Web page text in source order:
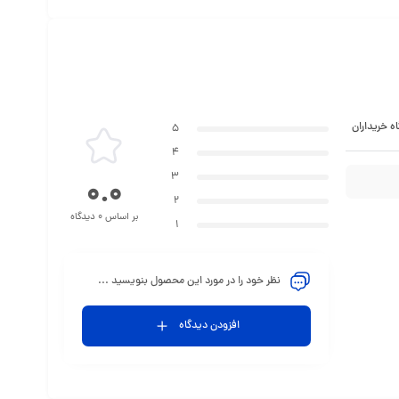
خریداران
5
4
3
2
1
0.0
بر اساس 0 دیدگاه
نظر خود را در مورد این محصول بنویسید ...
افزودن دیدگاه